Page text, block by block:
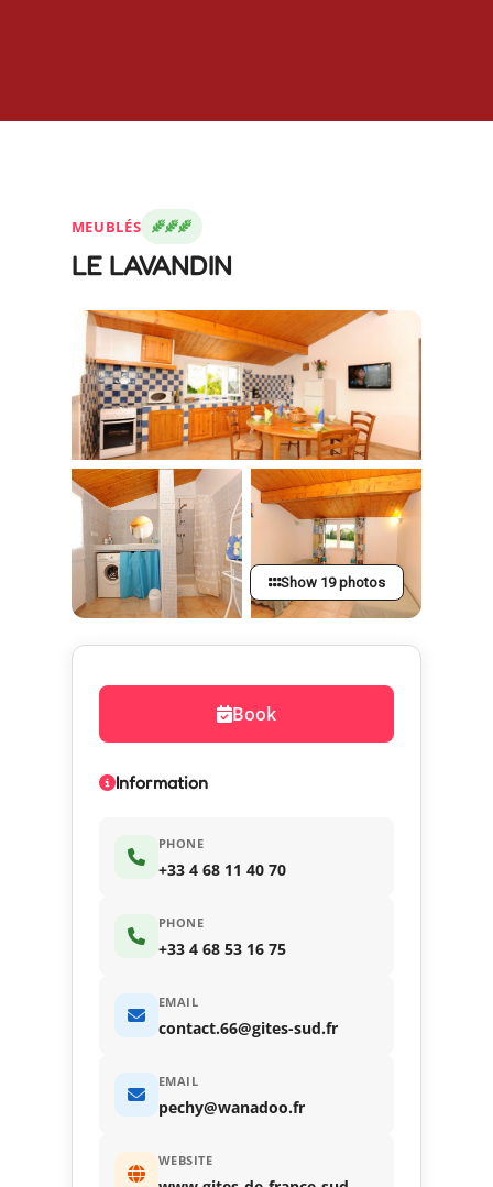
MEUBLÉS
LE LAVANDIN
Show 19 photos
Book
Information
PHONE
+33 4 68 11 40 70
PHONE
+33 4 68 53 16 75
EMAIL
contact.66@gites-sud.fr
EMAIL
pechy@wanadoo.fr
WEBSITE